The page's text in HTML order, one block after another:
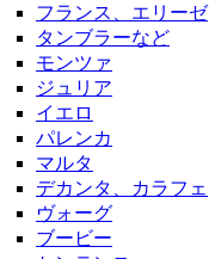
フランス、エリーゼ
タンブラーなど
モンツァ
ジュリア
イエロ
パレンカ
マルタ
デカンタ、カラフェ
ヴォーグ
ブービー